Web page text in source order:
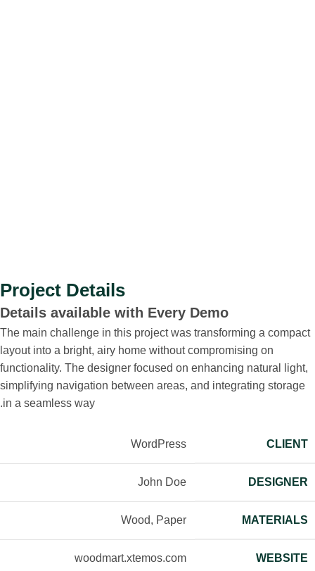
Project Details
Details available with Every Demo
The main challenge in this project was transforming a compact
layout into a bright, airy home without compromising on
functionality. The designer focused on enhancing natural light,
simplifying navigation between areas, and integrating storage
in a seamless way.
CLIENT
WordPress
DESIGNER
John Doe
MATERIALS
Wood, Paper
WEBSITE
woodmart.xtemos.com